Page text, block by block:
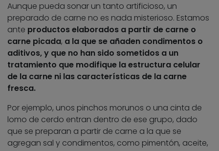
Aunque pueda sonar un tanto artificioso, un
preparado de carne no es nada misterioso. Estamos
ante productos elaborados a partir de carne o
carne picada, a la que se añaden condimentos o
aditivos, y que no han sido sometidos a un
tratamiento que modifique la estructura celular
de la carne ni las características de la carne
fresca.
Por ejemplo, unos pinchos morunos o una cinta de
lomo de cerdo entran dentro de ese grupo, dado
que se preparan a partir de carne a la que se
agregan sal y condimentos, como pimentón, aceite,